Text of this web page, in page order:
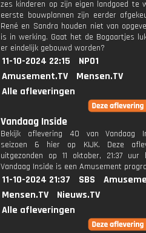
zes kinderen op zijn eigen landgoed te
eerste bouwplannen zijn eerder
René en Sandra houden niet van
is in werking. Gaat het de Bogaartjes
er eindelijk gebouwd worden?
11-10-2024 22:15
NPO1
Amusement.TV
Mensen.TV
Alle afleveringen
Vandaag Inside
Bekijk aflevering 40 van Vandaag
seizoen 6 hier op KIJK. Deze
uitgezonden op 11 oktober, 21:37 uur
Vandaag Inside is een Amusement
11-10-2024 21:37 SBS
Mensen.TV
Nieuws.TV
Alle afleveringen